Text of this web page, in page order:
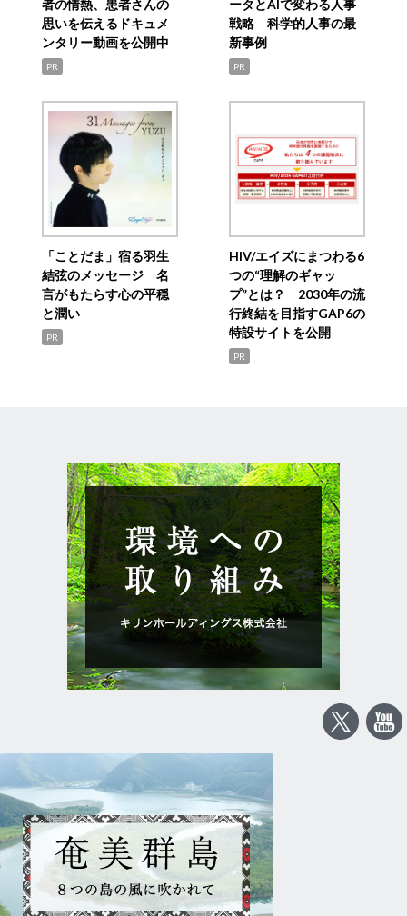
者の情熱、患者さんの
思いを伝えるドキュメ
ンタリー動画を公開中
PR
ータとAIで変わる人事
戦略 科学的人事の最
新事例
PR
「ことだま」宿る羽生
結弦のメッセージ 名
言がもたらす心の平穏
と潤い
PR
HIV/エイズにまつわる6
つの“理解のギャッ
プ”とは？ 2030年の流
行終結を目指すGAP6の
特設サイトを公開
PR